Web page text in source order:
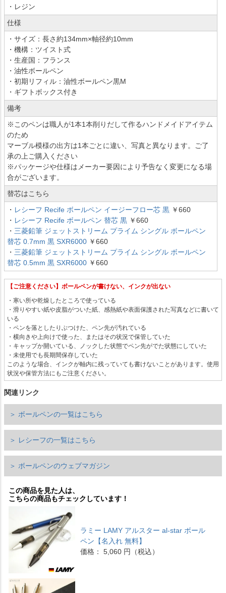
・レジン
仕様
・サイズ：長さ約134mm×軸径約10mm
・機構：ツイスト式
・生産国：フランス
・油性ボールペン
・初期リフィル：油性ボールペン黒M
・ギフトボックス付き
備考
※このペンは職人が1本1本削りだして作るハンドメイドアイテム
のため
マーブル模様の出方は1本ごとに違い、写真と異なります。ご了
承の上ご購入ください
※パッケージや仕様はメーカー要因により予告なく変更になる場
合がございます。
替芯はこちら
・ レシーフ Recife ボールペン イージーフロー芯 黒 ￥660
・ レシーフ Recife ボールペン 替芯 黒 ￥660
・ 三菱鉛筆 ジェットストリーム プライム シングル ボールペン
替芯 0.7mm 黒 SXR6000 ￥660
・ 三菱鉛筆 ジェットストリーム プライム シングル ボールペン
替芯 0.5mm 黒 SXR6000 ￥660
【ご注意ください】ボールペンが書けない、インクが出ない
・寒い所や乾燥したところで使っている
・滑りやすい紙や皮脂がついた紙、感熱紙や表面保護された写真などに書いて
いる
・ペンを落としたりぶつけた、ペン先が汚れている
・横向きや上向けで使った、またはその状況で保管していた
・キャップか開いている、ノックした状態でペン先がでた状態にしていた
・未使用でも長期間保存していた
このような場合、インクが軸内に残っていても書けないことがあります。使用
状況や保管方法にもご注意ください。
関連リンク
＞ ボールペンの一覧はこちら
＞ レシーフの一覧はこちら
＞ ボールペンのウェブマガジン
この商品を見た人は、
こちらの商品もチェックしています！
ラミー LAMY アルスター al-star ボール
ペン【名入れ 無料】
価格： 5,060 円（税込）